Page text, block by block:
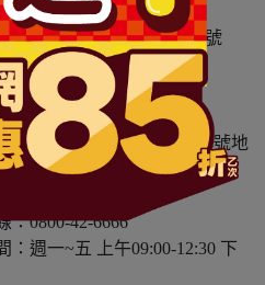
】
藥販(中)字第6401101715號
北市衛器販（中）字第
友藥妝股份有限公司
市中山區民權東路三段4號地
2792-0501
0800-42-6666
週一~五 上午09:00-12:30 下